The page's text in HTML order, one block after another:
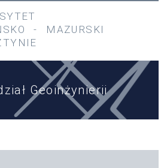
- MAZURSKI
Geoinżynierii